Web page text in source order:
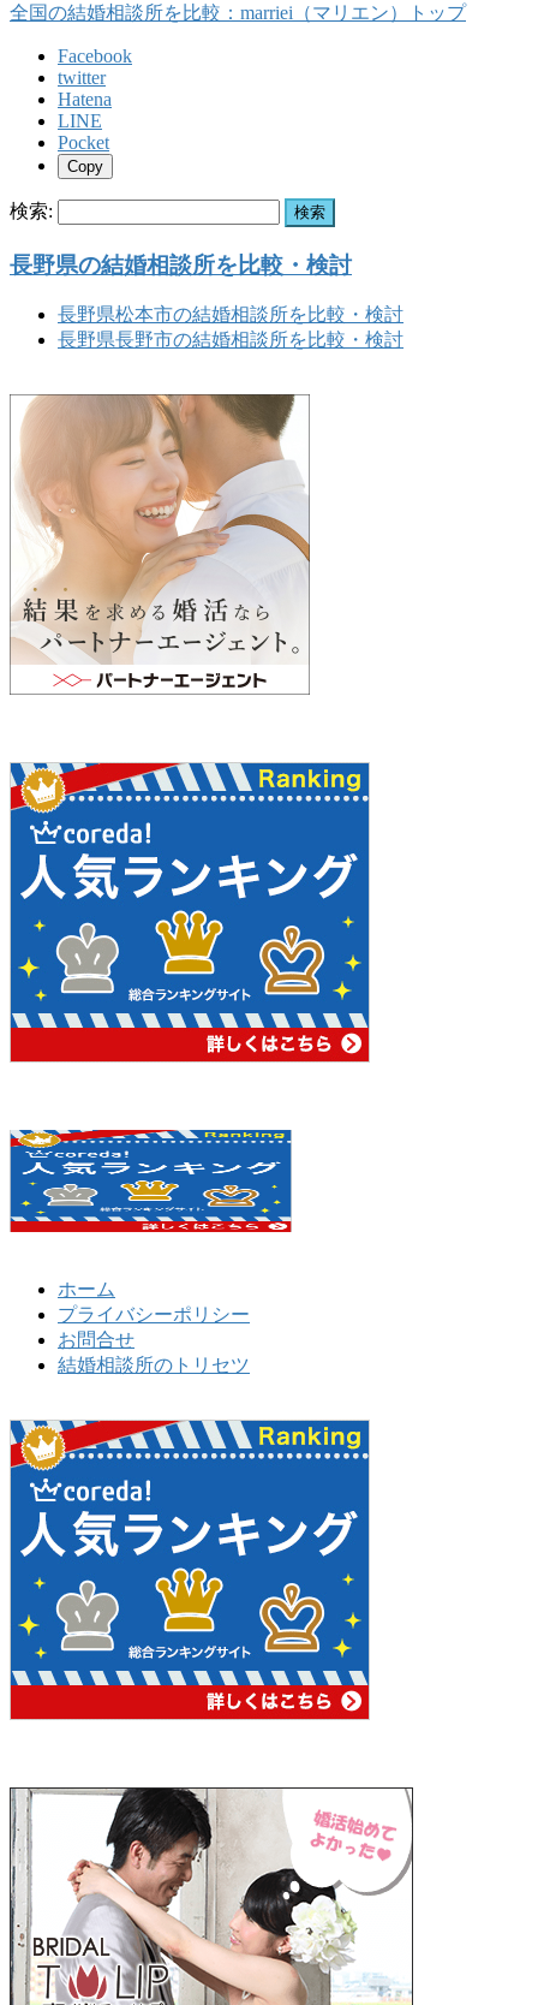
全国の結婚相談所を比較：marriei（マリエン）トップ
Facebook
twitter
Hatena
LINE
Pocket
Copy
検索:
長野県の結婚相談所を比較・検討
長野県松本市の結婚相談所を比較・検討
長野県長野市の結婚相談所を比較・検討
ホーム
プライバシーポリシー
お問合せ
結婚相談所のトリセツ